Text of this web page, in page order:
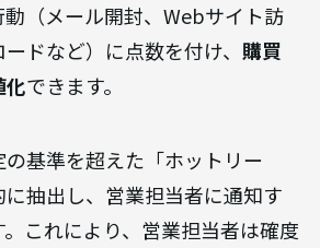
動（メール開封、Webサイト訪
ドなど）に点数を付け、 購買
化できます。
基準を超えた「ホットリー
に抽出し、営業担当者に通知す
これにより、営業担当者は確度